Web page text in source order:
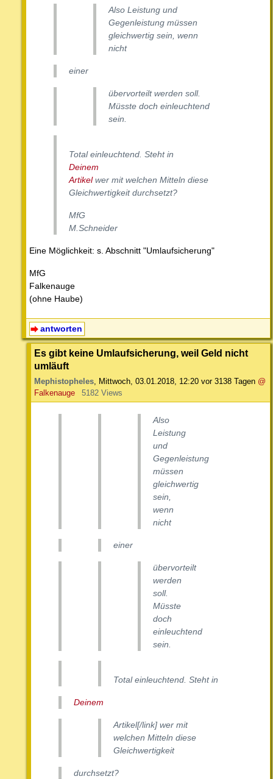
Also Leistung und
Gegenleistung müssen
gleichwertig sein, wenn
nicht
einer
übervorteilt werden soll.
Müsste doch einleuchtend
sein.
Total einleuchtend. Steht in
Deinem
Artikelwer mit welchen Mitteln diese
Gleichwertigkeit durchsetzt?
MfG
M.Schneider
Eine Möglichkeit: s. Abschnitt "Umlaufsicherung"
MfG
Falkenauge
(ohne Haube)
antworten
Es gibt keine Umlaufsicherung, weil Geld nicht
umläuft
Mephistopheles, Mittwoch, 03.01.2018, 12:20 vor 3138 Tagen @
Falkenauge
5182 Views
Also
Leistung
und
Gegenleistung
müssen
gleichwertig
sein,
wenn
nicht
einer
übervorteilt
werden
soll.
Müsste
doch
einleuchtend
sein.
Total einleuchtend. Steht in
Deinem
Artikel[/link] wer mit
welchen Mitteln diese
Gleichwertigkeit
durchsetzt?